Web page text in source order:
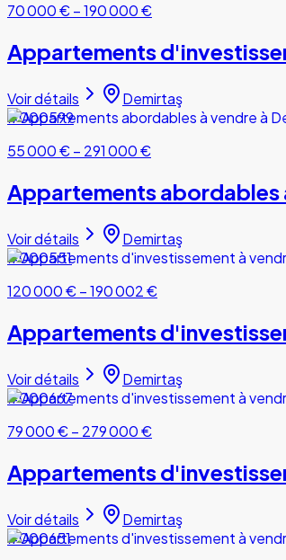
70 000 €–190 000 €
Appartements
Voir détails
Demirtaş
#000599
55 000 €– 291 000 €
Appartements abordables
Voir détails
Demirtaş
#000551
120 000 €–190 002 €
Appartements
Voir détails
Demirtaş
#000667
79 000 €– 279 000 €
Appartements
Voir détails
Demirtaş
#000651